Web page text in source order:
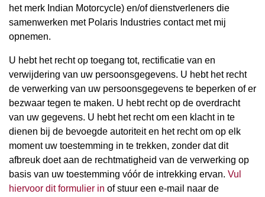
het merk Indian Motorcycle) en/of dienstverleners die
samenwerken met Polaris Industries contact met mij
opnemen.
U hebt het recht op toegang tot, rectificatie van en
verwijdering van uw persoonsgegevens. U hebt het recht
de verwerking van uw persoonsgegevens te beperken of er
bezwaar tegen te maken. U hebt recht op de overdracht
van uw gegevens. U hebt het recht om een klacht in te
dienen bij de bevoegde autoriteit en het recht om op elk
moment uw toestemming in te trekken, zonder dat dit
afbreuk doet aan de rechtmatigheid van de verwerking op
basis van uw toestemming vóór de intrekking ervan. Vul
hiervoor dit formulier in of stuur een e-mail naar de